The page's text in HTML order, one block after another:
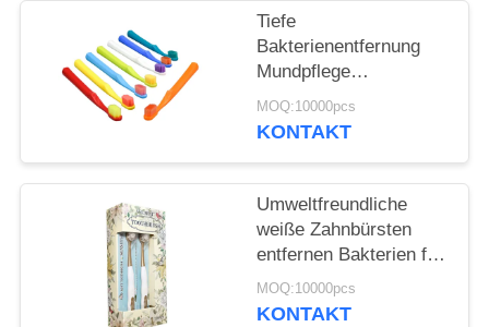
Tiefe
Bakterienentfernung
Mundpflege
Zahnbürsten 350g
Weißpapierbox 60 Tage
MOQ:10000pcs
KONTAKT
Umweltfreundliche
weiße Zahnbürsten
entfernen Bakterien für
die Reinigung der
Zähne
MOQ:10000pcs
KONTAKT